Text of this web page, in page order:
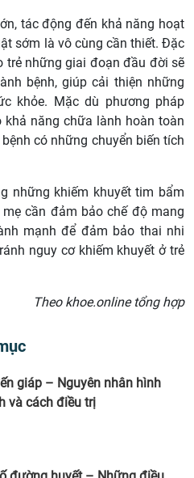
tác động đến khả năng hoạt
sớm là vô cùng cần thiết. Đặc
trẻ những giai đoạn đầu đời sẽ
bệnh, giúp cải thiện những
khỏe. Mặc dù phương pháp
năng chữa lành hoàn toàn
có những chuyển biến tích
những khiếm khuyết tim bẩm
cần đảm bảo chế độ mang
mạnh để đảm bảo thai nhi
nguy cơ khiếm khuyết ở trẻ
Theo khoe.online tổng hợp
giáp – Nguyên nhân hình
và cách điều trị